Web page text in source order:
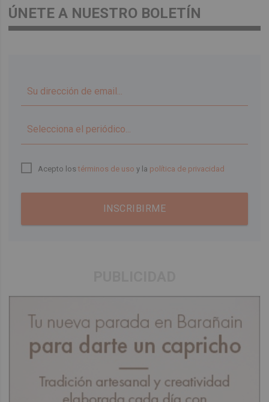
ÚNETE A NUESTRO BOLETÍN
Acepto lostérminos de uso y la política de privacidad
INSCRIBIRME